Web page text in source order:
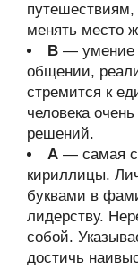
путешествиям,
менять место
В — умение
общении,
стремится к
человека
решений.
А — самая
кириллицы.
буквами в
лидерству.
собой.
достичь